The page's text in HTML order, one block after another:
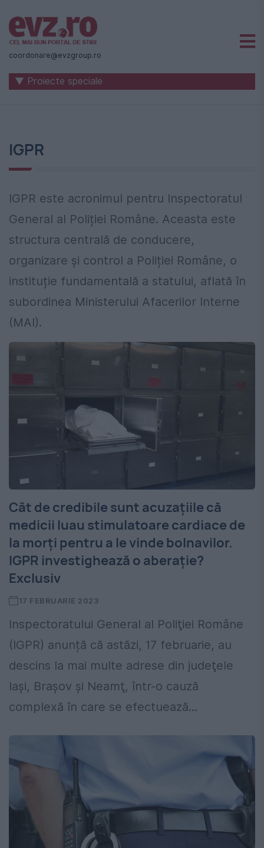
Știri
naționale
internaționale
Evenimentul
Zilei
coordonare@evzgroup.ro
▼ Proiecte speciale
IGPR
IGPR este acronimul pentru Inspectoratul
General al Poliției Române. Aceasta este
structura centrală de conducere,
organizare și control a Poliției Române, o
instituție fundamentală a statului, aflată în
subordinea Ministerului Afacerilor Interne
(MAI).
Cât de credibile sunt acuzațiile că
medicii luau stimulatoare cardiace de
la morți pentru a le vinde bolnavilor.
IGPR investighează o aberație?
Exclusiv
17 FEBRUARIE 2023
Inspectoratului General al Poliţiei Române
(IGPR) anunță că astăzi, 17 februarie, au
descins la mai multe adrese din judeţele
Iaşi, Braşov şi Neamţ, într-o cauză
complexă în care se efectuează...